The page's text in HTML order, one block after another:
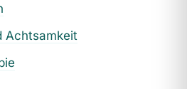
Achtsamkeit